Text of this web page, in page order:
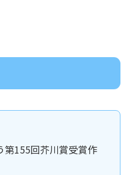
第155回芥川賞受賞作